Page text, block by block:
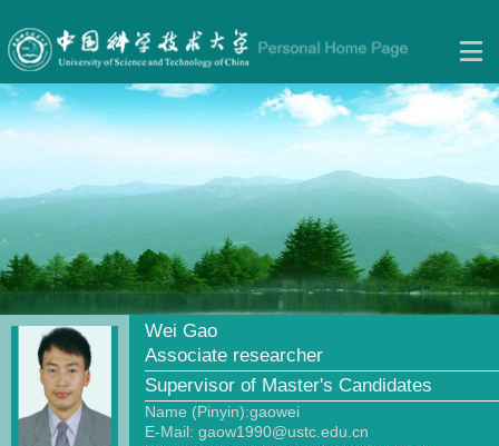
Wei Gao
Associate researcher
Supervisor of Master's Candidates
Name (Pinyin):gaowei
E-Mail: gaow1990@ustc.edu.cn